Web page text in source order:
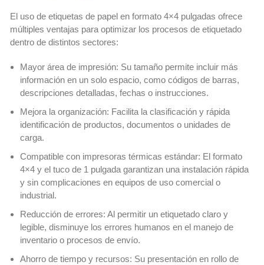
El uso de etiquetas de papel en formato 4×4 pulgadas ofrece
múltiples ventajas para optimizar los procesos de etiquetado
dentro de distintos sectores:
Mayor área de impresión: Su tamaño permite incluir más
información en un solo espacio, como códigos de barras,
descripciones detalladas, fechas o instrucciones.
Mejora la organización: Facilita la clasificación y rápida
identificación de productos, documentos o unidades de
carga.
Compatible con impresoras térmicas estándar: El formato
4×4 y el tuco de 1 pulgada garantizan una instalación rápida
y sin complicaciones en equipos de uso comercial o
industrial.
Reducción de errores: Al permitir un etiquetado claro y
legible, disminuye los errores humanos en el manejo de
inventario o procesos de envío.
Ahorro de tiempo y recursos: Su presentación en rollo de